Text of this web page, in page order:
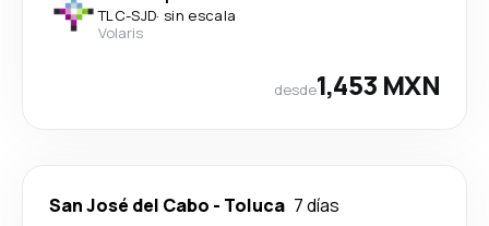
TLC-SJD· sin escala
Volaris
desde1,453 MXN
San José del Cabo - Toluca 7 días